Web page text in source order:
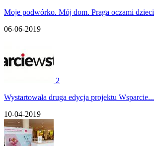
Moje podwórko. Mój dom. Praga oczami dzieci
06-06-2019
2
Wystartowała druga edycja projektu Wsparcie...
10-04-2019